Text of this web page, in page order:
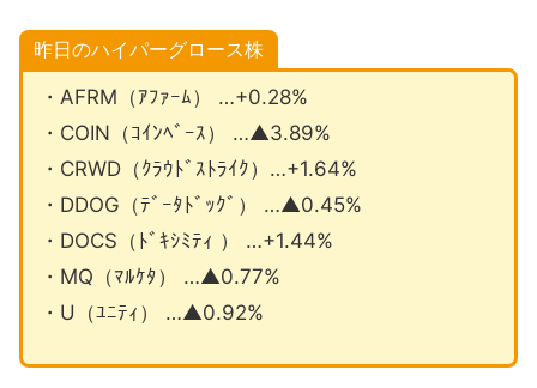
昨日のハイパーグロース株
・AFRM（ｱﾌｧｰﾑ） …+0.28%
・COIN（ｺｲﾝﾍﾞｰｽ） …▲3.89%
・CRWD（ｸﾗｳﾄﾞｽﾄﾗｲｸ）…+1.64%
・DDOG（ﾃﾞｰﾀﾄﾞｯｸﾞ） …▲0.45%
・DOCS（ﾄﾞｷｼﾐﾃｨ ） …+1.44%
・MQ（ﾏﾙｹﾀ） …▲0.77%
・U（ﾕﾆﾃｨ） …▲0.92%